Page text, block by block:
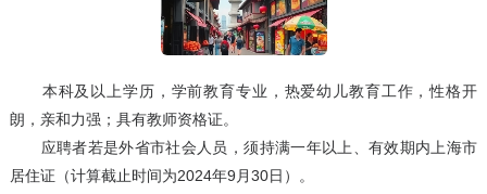
本科及以上学历，学前教育专业，热爱幼儿教育工作，性格开
朗，亲和力强；具有教师资格证。
应聘者若是外省市社会人员，须持满一年以上、有效期内上海市
居住证（计算截止时间为2024年9月30日）。